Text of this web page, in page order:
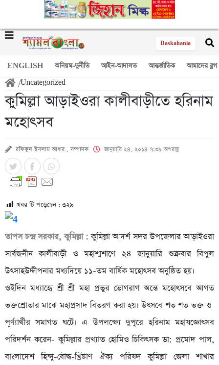
Daskahania
ENGLISH অনিয়ম-দুর্নীতি আইন-আদালত আন্তর্জাতিক আমাদের ব্লগ
/Uncategorized
কুমিল্লা আড়াইওরা কালীবাড়ীতে হরিনাম
মহোৎসব
রফিকুল ইসলাম আধার , সম্পাদক জানুয়ারি ২৪, ২০১৪ ৭:৩৯ অপরাহ্ণ
খবর টি পড়েছেন : ৩২৯
তাপস চন্দ্র সরকার, কুমিল্লা : কুমিল্লা আদর্শ সদর উপজেলার আড়াইওরা
সার্বজনীন কালীবাড়ী ও মহাশ্মশাণে ২৪ জানুয়ারি শুক্রবার বিপুল
উৎসাহউদ্দীপনার মধ্যদিয়ে ১১-তম বার্ষিক মহোৎসব অনুষ্ঠিত হয়।
ওইদিন মধ্যাহেৃ শ্রী শ্রী মহা প্রভুর ভোগরাগ অন্তে মহোৎসবে আগত
ভক্তশ্রোতার মাঝে মহাপ্রসাদ বিতরণ করা হয়। উৎসবে শত শত ভক্ত ও
পূর্ণ্যার্থীর সমাগত ঘটে। এ উপলক্ষ্যে দুপুরে হরিনাম মহাযজ্ঞোৎসব
পরিদর্শন করেন- কুমিল্লার প্রখ্যাত হোমিও চিকিৎসক ডা: প্রমোদ পাল,
বাংলাদেশ হিন্দু-বৌদ্ধ-খ্রিষ্টাণ ঐক্য পরিষদ কুমিল্লা জেলা শাখার